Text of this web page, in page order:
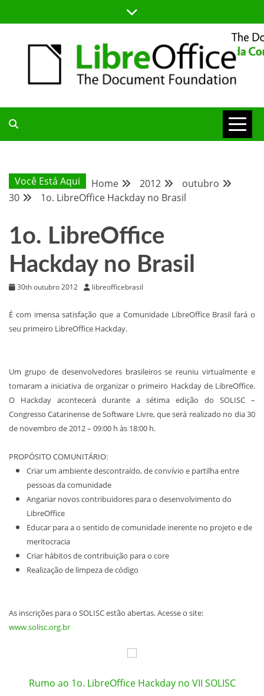
to
BLOG DA
COMUNIDADE
BRASILEIRA
Você Está Aqui Home 2012
outubro
30
1o. LibreOffice Hackday no Brasil
1o. LibreOffice
Hackday no Brasil
30th outubro 2012 libreofficebrasil
É com imensa satisfação que a Comunidade LibreOffice Brasil fará o
seu primeiro LibreOffice Hackday.
Um grupo de desenvolvedores brasileiros se reuniu virtualmente e
tomaram a iniciativa de organizar o primeiro Hackday de LibreOffice.
O Hackday acontecerá durante a sétima edição do SOLISC –
Congresso Catarinense de Software Livre, que será realizado no dia 30
de novembro de 2012 – 09:00 h às 18:00 h.
PROPÓSITO COMUNITÁRIO:
Criar um ambiente descontraído, de convívio e partilha entre
pessoas da comunidade
Angariar novos contribuidores para o desenvolvimento do
LibreOffice
Educar para a o sentido de comunidade inerente no projeto e de
meritocracia
Criar hábitos de contribuição para o core
Realização de limpeza de código
As inscrições para o SOLISC estão abertas. Acesse o site:
www.solisc.org.br
Rumo ao 1o. LibreOffice Hackday no VII SOLISC